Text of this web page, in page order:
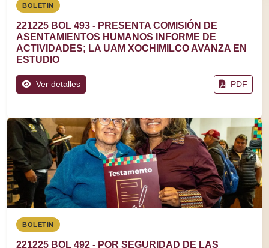
BOLETIN
221225 BOL 493 - PRESENTA COMISIÓN DE
ASENTAMIENTOS HUMANOS INFORME DE
ACTIVIDADES; LA UAM XOCHIMILCO AVANZA EN
ESTUDIO
Ver detalles PDF
BOLETIN
221225 BOL 492 - POR SEGURIDAD DE LAS